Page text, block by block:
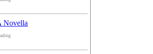
Novella